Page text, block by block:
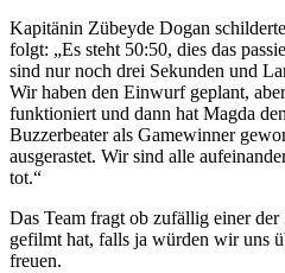
Kapitänin Zübeyde Dogan
folgt: „Es steht 50:50, dies das
sind nur noch drei Sekunden und
Wir haben den Einwurf geplant,
funktioniert und dann hat Magda
Buzzerbeater als Gamewinner
ausgerastet. Wir sind alle
tot.“
Das Team fragt ob zufällig einer
gefilmt hat, falls ja würden wir uns
freuen.